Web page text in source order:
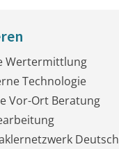
Wertermittlung
Technologie
Vor-Ort Beratung